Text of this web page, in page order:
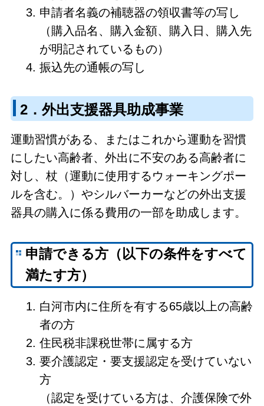
申請者名義の補聴器の領収書等の写し
（購入品名、購入金額、購入日、購入先
が明記されているもの）
振込先の通帳の写し
2．外出支援器具助成事業
運動習慣がある、またはこれから運動を習慣
にしたい高齢者、外出に不安のある高齢者に
対し、杖（運動に使用するウォーキングポー
ルを含む。）やシルバーカーなどの外出支援
器具の購入に係る費用の一部を助成します。
申請できる方（以下の条件をすべて
満たす方）
白河市内に住所を有する65歳以上の高齢
者の方
住民税非課税世帯に属する方
要介護認定・要支援認定を受けていない
方
（認定を受けている方は、介護保険で外